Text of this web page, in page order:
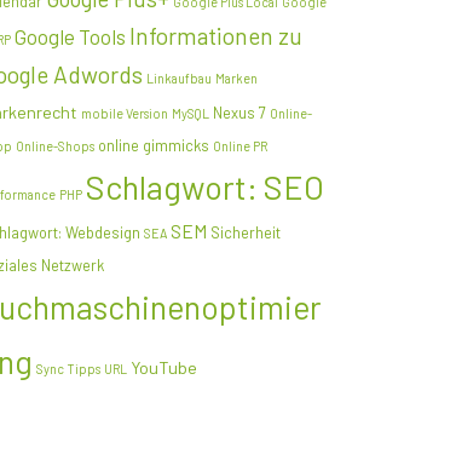
Google Tools Informationen zu
Adwords Linkaufbau Marken
mobile Version MySQL Nexus 7 Online-
Online-Shops online gimmicks Online PR
PHP Schlagwort: SEO
Webdesign SEA SEM Sicherheit
Netzwerk
Sync Tipps URL YouTube